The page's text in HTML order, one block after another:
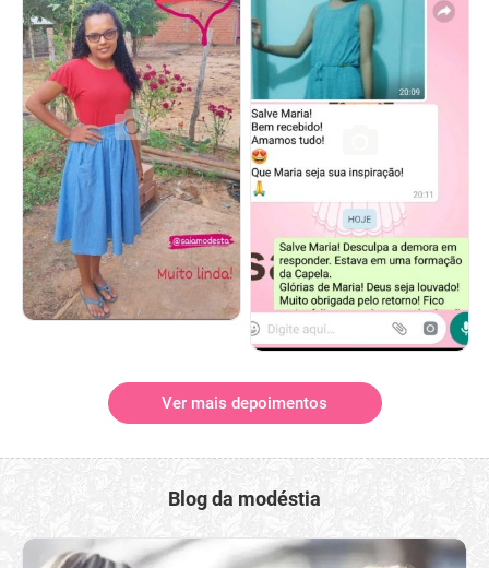
Ver mais depoimentos
Blog da modéstia